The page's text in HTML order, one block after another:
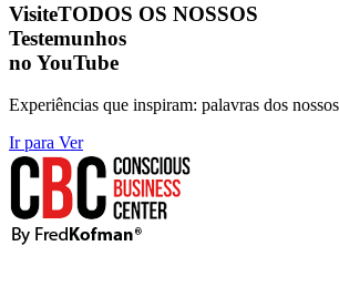
VisiteTODOS OS NOSSOS
Testemunhos
no YouTube
Experiências que inspiram: palavras dos
Ir para Ver